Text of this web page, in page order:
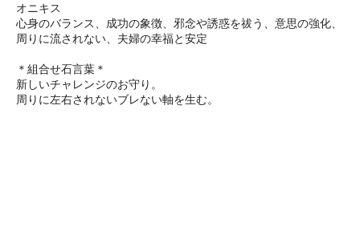
オニキス
心身のバランス、成功の象徴、邪念や誘惑を祓う、意思の強化、
周りに流されない、夫婦の幸福と安定
＊組合せ石言葉＊
新しいチャレンジのお守り。
周りに左右されないブレない軸を生む。